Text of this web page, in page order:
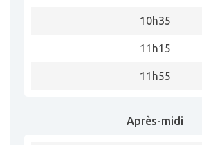
10h35
11h15
11h55
Après-midi